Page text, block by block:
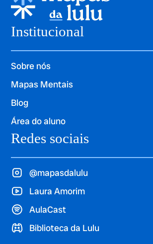
Institucional
Sobre nós
Mapas Mentais
Blog
Área do aluno
Redes sociais
@mapasdalulu
Laura Amorim
AulaCast
Biblioteca da Lulu